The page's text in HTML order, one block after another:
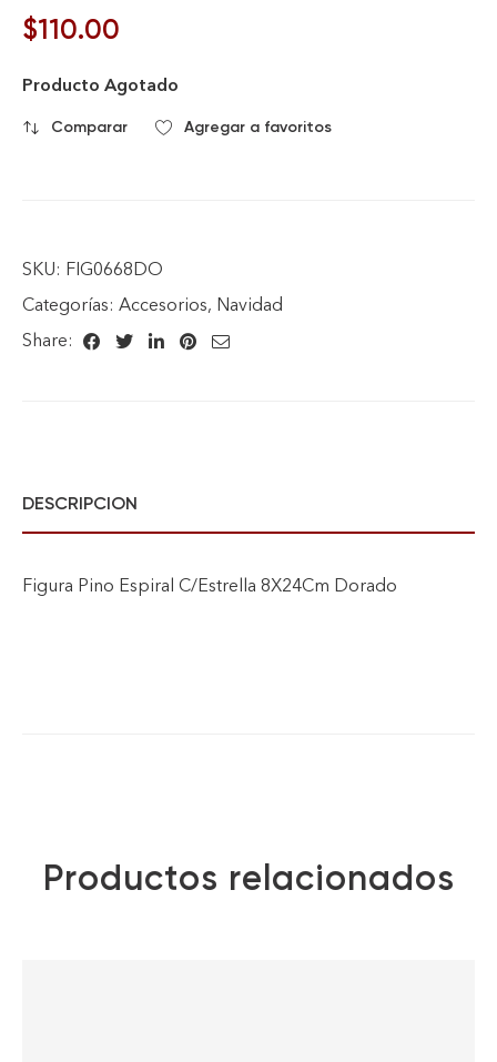
$110.00
Producto Agotado
Comparar Agregar a favoritos
SKU: FIG0668DO
Categorías: Accesorios, Navidad
Share:
DESCRIPCION
Figura Pino Espiral C/Estrella 8X24Cm Dorado
Productos relacionados